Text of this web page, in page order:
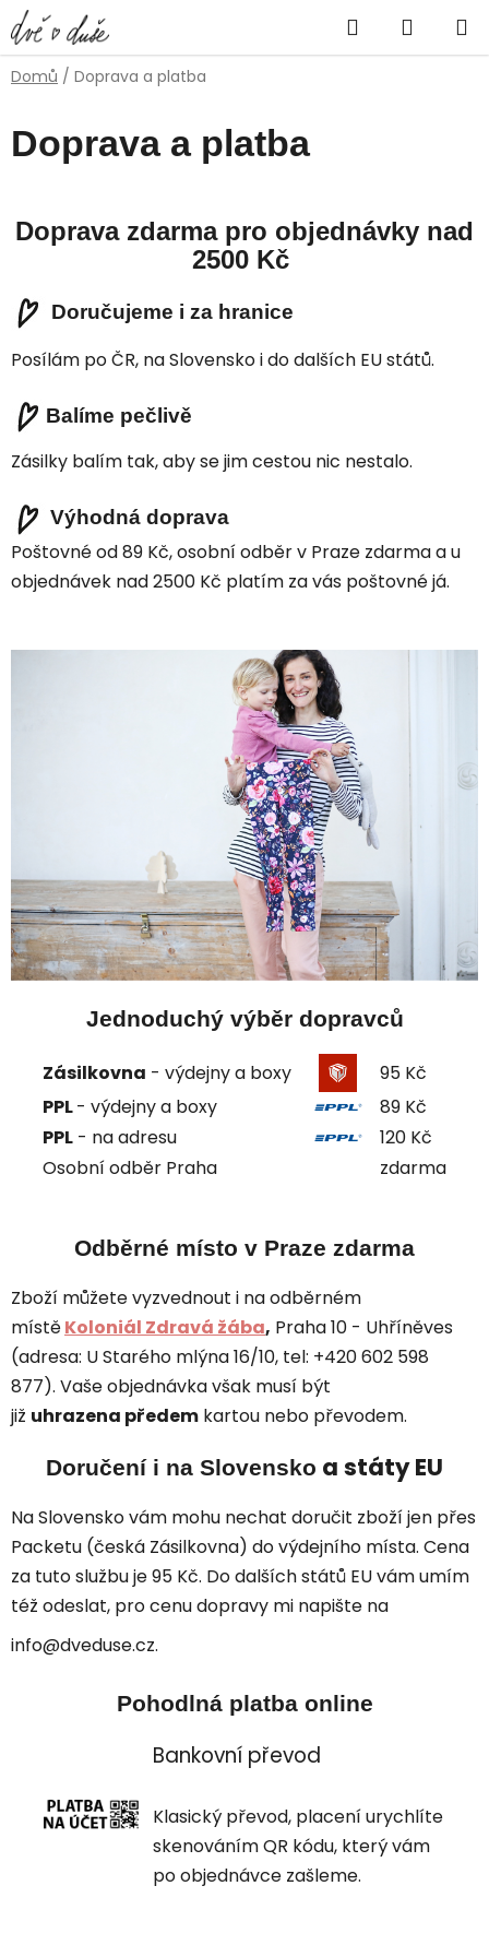
Přejít
na
obsah
Hledat
KOŠÍK
Domů / Doprava a platba
Doprava a platba
Doprava zdarmapro objednávky nad
2500 Kč
Doručujeme i za hranice
Posílám po ČR, na Slovensko i do dalších EU států.
Balíme pečlivě
Zásilky balím tak,aby se jim cestou nic nestalo.
Výhodná doprava
Poštovné od 89 Kč, osobní odběr v Praze zdarma a u
objednávek nad 2500 Kč platím za vás poštovné já.
Jednoduchý výběr dopravců
Zásilkovna - výdejny a boxy
95 Kč
PPL- výdejny a boxy
89 Kč
PPL - na adresu
120 Kč
Osobní odběr Praha
zdarma
Odběrné místo v Praze zdarma
Zboží můžete vyzvednout i na odběrném
místěKoloniál Zdravá žába, Praha 10 - Uhříněves
(adresa: U Starého mlýna 16/10, tel: +420 602 598
877). Vaše objednávka však musí být
již uhrazena předem kartou nebo převodem.
Doručení i na Slovensko a státy EU
Na Slovensko vám mohu nechat doručit zboží jen přes
Packetu (česká Zásilkovna) do výdejního místa. Cena
za tuto službu je 95 Kč. Do dalších států EU vám umím
též odeslat, pro cenu dopravy mi napište na
info@dveduse.cz.
Pohodlná platba online
Bankovní převod
Klasický převod, placení urychlíte
skenováním QR kódu, který vám
po objednávce zašleme.